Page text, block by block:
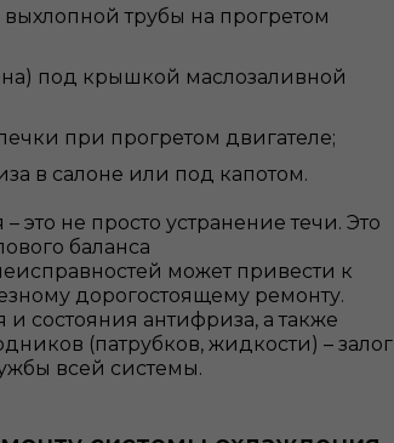
трубы на прогретом
под крышкой маслозаливной
при прогретом двигателе;
в салоне или под капотом.
это не просто устранение течи. Это
баланса
может привести к
дорогостоящему ремонту.
состояния антифриза, а также
(патрубков, жидкости) – залог
всей системы.